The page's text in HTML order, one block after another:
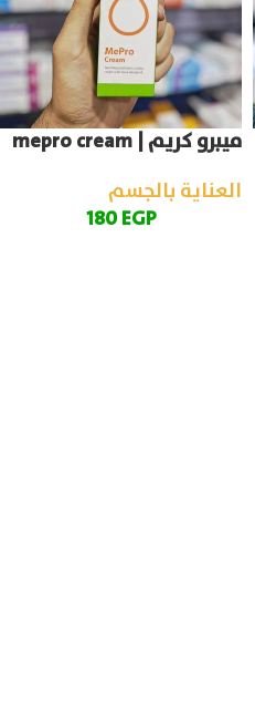
ميبرو كريم | mepro cream
العناية بالجسم
180EGP